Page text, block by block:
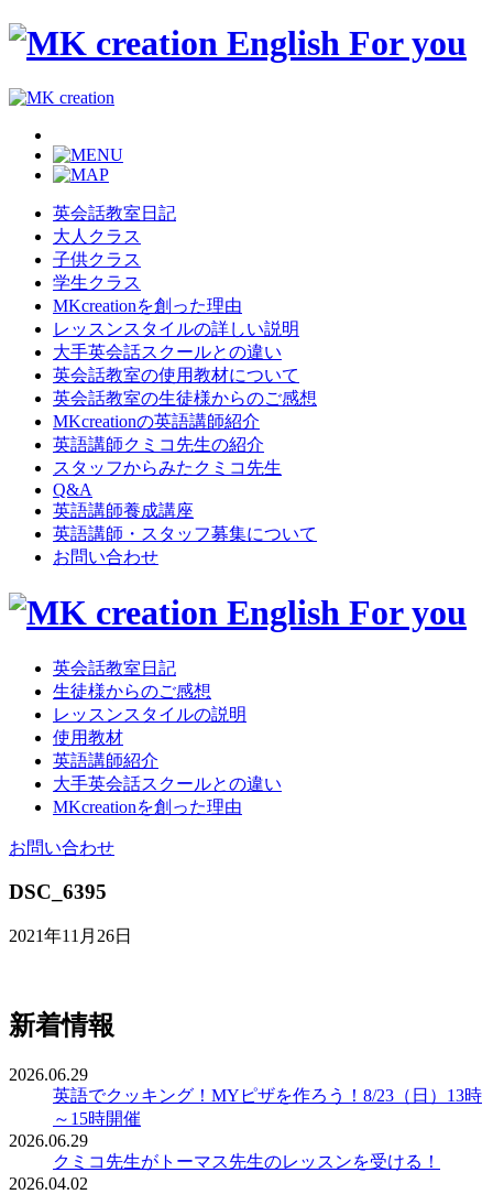
英会話教室日記
大人クラス
子供クラス
学生クラス
MKcreationを創った理由
レッスンスタイルの詳しい説明
大手英会話スクールとの違い
英会話教室の使用教材について
英会話教室の生徒様からのご感想
MKcreationの英語講師紹介
英語講師クミコ先生の紹介
スタッフからみたクミコ先生
Q&A
英語講師養成講座
英語講師・スタッフ募集について
お問い合わせ
英会話教室日記
生徒様からのご感想
レッスンスタイルの説明
使用教材
英語講師紹介
大手英会話スクールとの違い
MKcreationを創った理由
お問い合わせ
DSC_6395
2021年11月26日
新着情報
2026.06.29
英語でクッキング！MYピザを作ろう！8/23（日）13時
～15時開催
2026.06.29
クミコ先生がトーマス先生のレッスンを受ける！
2026.04.02